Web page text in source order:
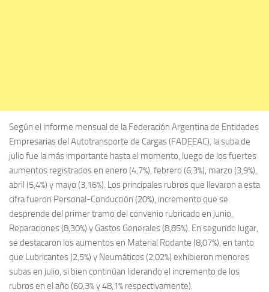
Según el informe mensual de la Federación Argentina de Entidades
Empresarias del Autotransporte de Cargas (FADEEAC), la suba de
julio fue la más importante hasta el momento, luego de los fuertes
aumentos registrados en enero (4,7%), febrero (6,3%), marzo (3,9%),
abril (5,4%) y mayo (3,16%). Los principales rubros que llevaron a esta
cifra fueron Personal-Conducción (20%), incremento que se
desprende del primer tramo del convenio rubricado en junio,
Reparaciones (8,30%) y Gastos Generales (8,85%). En segundo lugar,
se destacaron los aumentos en Material Rodante (8,07%), en tanto
que Lubricantes (2,5%) y Neumáticos (2,02%) exhibieron menores
subas en julio, si bien continúan liderando el incremento de los
rubros en el año (60,3% y 48,1% respectivamente).